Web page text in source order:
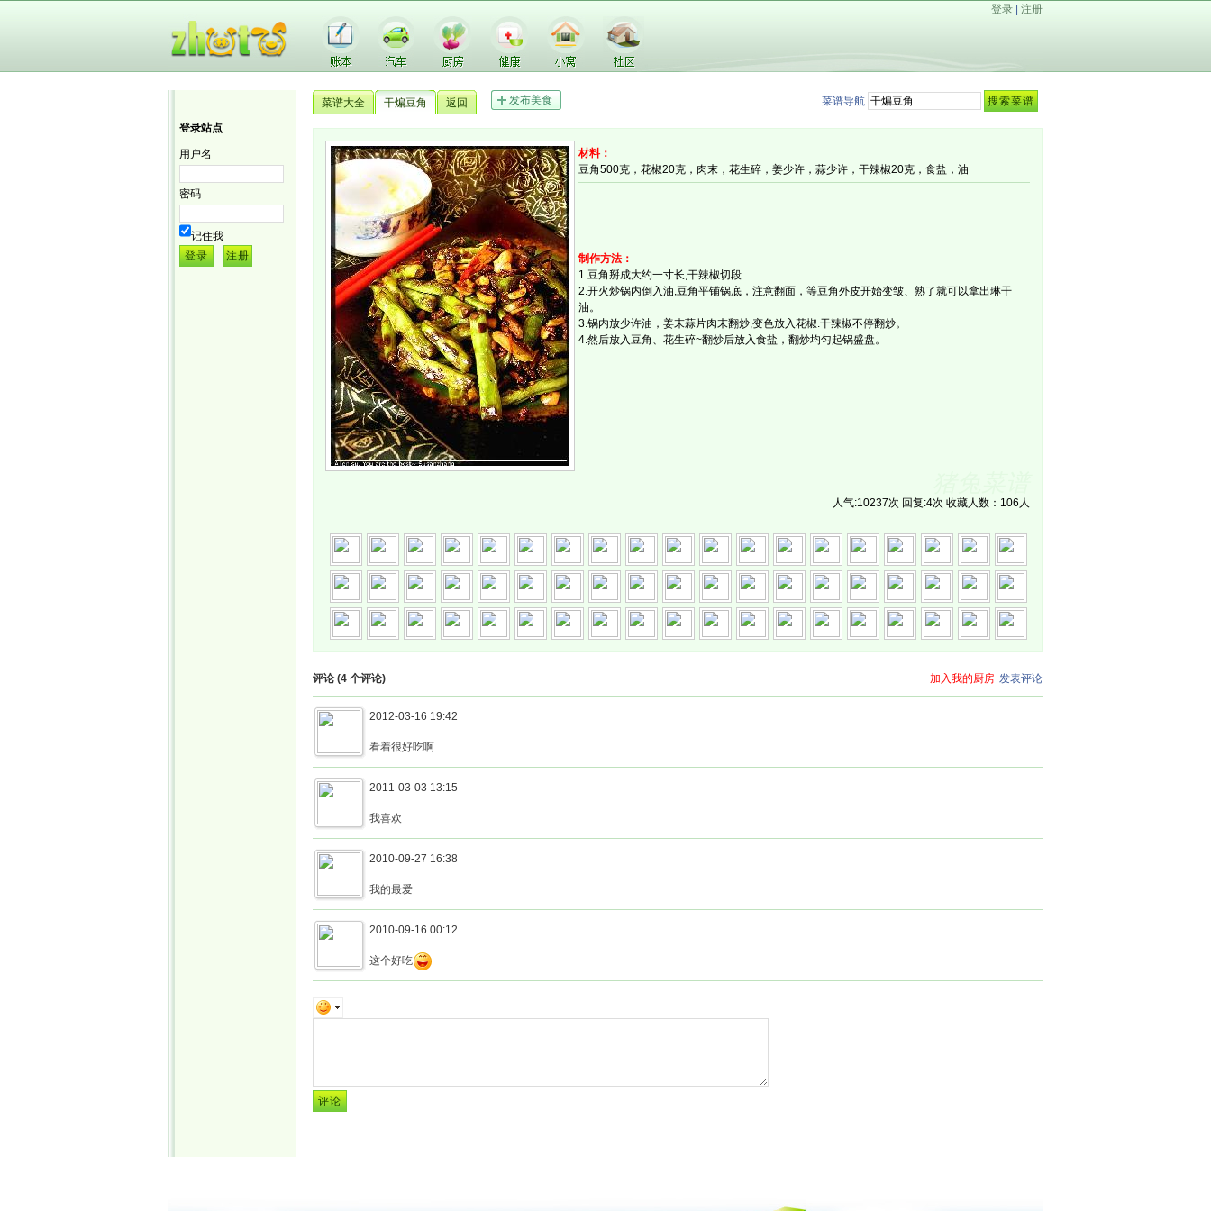
登录 注册
登录站点
用户名
密码
记住我
菜谱导航
菜谱大全 干煸豆角 返回 发布美食
材料：
豆角500克，花椒20克，肉末，花生碎，姜少许，蒜少许，干辣椒20克，食盐，油
制作方法：
1.豆角掰成大约一寸长,干辣椒切段.
2.开火炒锅内倒入油,豆角平铺锅底，注意翻面，等豆角外皮开始变皱、熟了就可以拿出琳干
油。
3.锅内放少许油，姜末蒜片肉末翻炒,变色放入花椒.干辣椒不停翻炒。
4.然后放入豆角、花生碎~翻炒后放入食盐，翻炒均匀起锅盛盘。
人气:10237次 回复:4次 收藏人数：106人
发表评论
加入我的厨房
评论 (4 个评论)
2012-03-16 19:42
看着很好吃啊
2011-03-03 13:15
我喜欢
2010-09-27 16:38
我的最爱
2010-09-16 00:12
这个好吃